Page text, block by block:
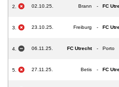
2. 02.10.25. Brann - FC
3. 23.10.25. Freiburg - FC
4. 06.11.25. FC Utrecht - Porto
5. 27.11.25. Betis - FC